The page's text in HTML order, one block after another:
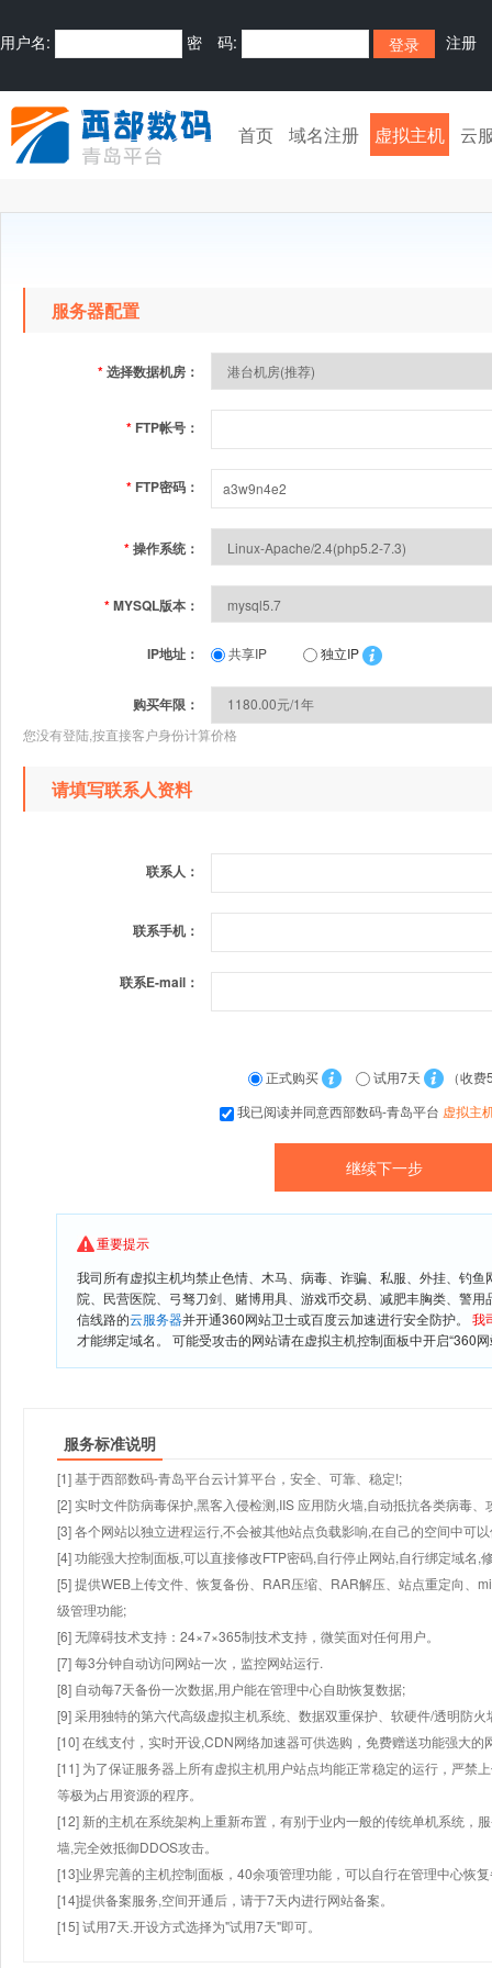
用户名: 密 码: 注册
首页 域名注册 虚拟主机 云
服务器配置
*选择数据机房：
* FTP帐号：
* FTP密码：
*操作系统：
*MYSQL版本：
IP地址： 共享IP 独立IP
购买年限：
您没有登陆,按直接客户身份计算价格
请填写联系人资料
联系人：
联系手机：
联系E-mail：
正式购买 试用7天
（收费
我已阅读并同意西部数码-青岛平台 虚拟主
重要提示
我司所有虚拟主机均禁止色情、木马、病毒、诈骗、私服、外挂、钓
院、民营医院、弓驽刀剑、赌博用具、游戏币交易、减肥丰胸类、警
信线路的云服务器并开通360网站卫士或百度云加速进行安全防护。 我
才能绑定域名。 可能受攻击的网站请在虚拟主机控制面板中开启“360
服务标准说明
[1] 基于西部数码-青岛平台云计算平台，安全、可靠、稳定!;
[2] 实时文件防病毒保护,黑客入侵检测,IIS 应用防火墙,自动抵抗各类病毒、
[3] 各个网站以独立进程运行,不会被其他站点负载影响,在自己的空间中可
[4] 功能强大控制面板,可以直接修改FTP密码,自行停止网站,自行绑定域名,
[5] 提供WEB上传文件、恢复备份、RAR压缩、RAR解压、站点重定向、
级管理功能;
[6] 无障碍技术支持：24×7×365制技术支持，微笑面对任何用户。
[7] 每3分钟自动访问网站一次，监控网站运行.
[8] 自动每7天备份一次数据,用户能在管理中心自助恢复数据;
[9] 采用独特的第六代高级虚拟主机系统、数据双重保护、软硬件/透明防火
[10] 在线支付，实时开设,CDN网络加速器可供选购，免费赠送功能强大
[11] 为了保证服务器上所有虚拟主机用户站点均能正常稳定的运行，严禁
等极为占用资源的程序。
[12] 新的主机在系统架构上重新布置，有别于业内一般的传统单机系统，
墙,完全效抵御DDOS攻击。
[13]业界完善的主机控制面板，40余项管理功能，可以自行在管理中心恢
[14]提供备案服务,空间开通后，请于7天内进行网站备案。
[15] 试用7天.开设方式选择为"试用7天"即可。